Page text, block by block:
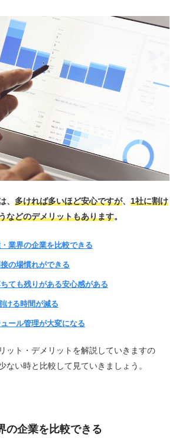
、 多ければ多いほど安心ですが、 1社に割け
などのデメリットもあります。
業界の企業を比較できる
の場慣れができる
ても残りがある安心感がある
ける時間が減る
ール管理が大変になる
ット・デメリットを解説していきますの
ない時と比較して見ていきましょう。
の企業を比較できる